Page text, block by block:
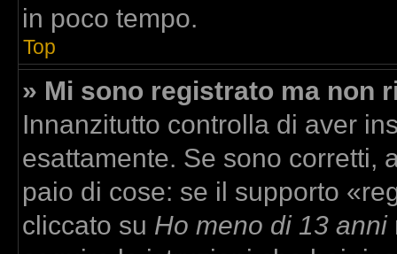
in poco tempo.
Top
» Mi sono registrato ma non
Innanzitutto controlla di aver
esattamente. Se sono corretti,
paio di cose: se il supporto
cliccato su Ho meno di 13 anni